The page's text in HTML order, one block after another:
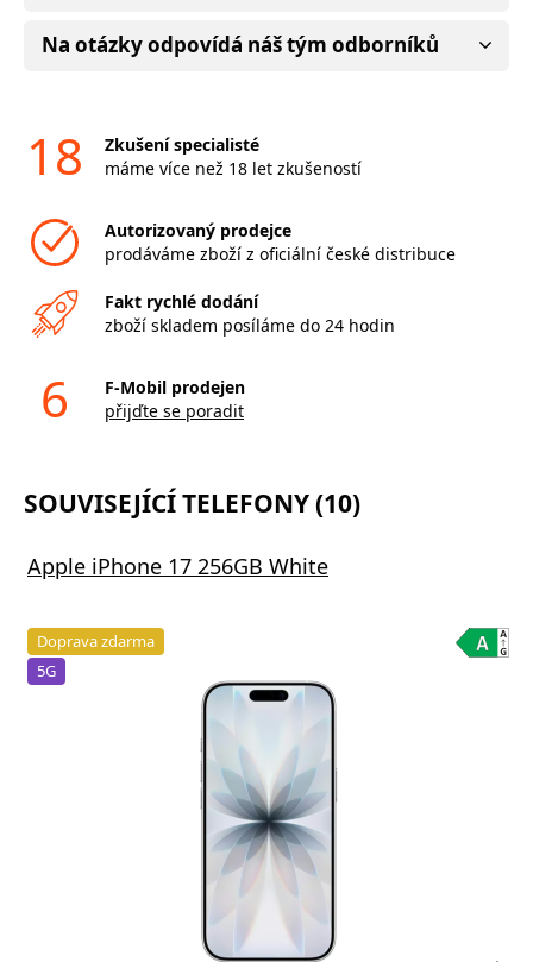
Na otázky odpovídá náš tým odborníků
18
Zkušení specialisté
máme více než 18 let zkušeností
Autorizovaný prodejce
prodáváme zboží z oficiální české distribuce
Fakt rychlé dodání
zboží skladem posíláme do 24 hodin
6
F-Mobil prodejen
přijďte se poradit
SOUVISEJÍCÍ TELEFONY (10)
Apple iPhone 17 256GB White
Doprava zdarma
5G